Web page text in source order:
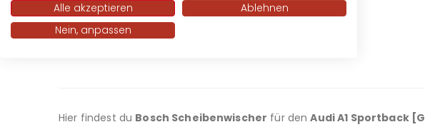
8,99 €/ 1 Stück
IN DEN WARENKORB
Hier findest du Bosch Scheibenwischer für denAudi A1 Sportback
Alle akzeptieren
Ablehnen
Nein, anpassen